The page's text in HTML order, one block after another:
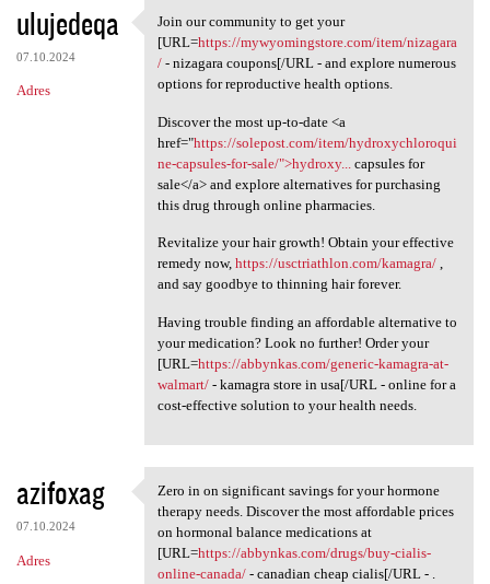
ulujedeqa
07.10.2024
Adres
Join our community to get
Join our community to get your
[URL=https://mywyomingstore.com/item/nizagara
/- nizagara coupons[/URL - and explore numerous
options for reproductive health options.
Discover the most up-to-date <a
href="https://solepost.com/item/hydroxychloroqui
ne-capsules-for-sale/">hydroxy...
capsules for
sale</a> and explore alternatives for purchasing
this drug through online pharmacies.
Revitalize your hair growth! Obtain your effective
remedy now, https://usctriathlon.com/kamagra/,
and say goodbye to thinning hair forever.
Having trouble finding an affordable alternative to
your medication? Look no further! Order your
[URL=https://abbynkas.com/generic-kamagra-at-
walmart/- kamagra store in usa[/URL - online for a
cost-effective solution to your health needs.
azifoxag
07.10.2024
Adres
Zero in on significant
Zero in on significant savings for your hormone
therapy needs. Discover the most affordable prices
on hormonal balance medications at
[URL=https://abbynkas.com/drugs/buy-cialis-
online-canada/- canadian cheap cialis[/URL - .